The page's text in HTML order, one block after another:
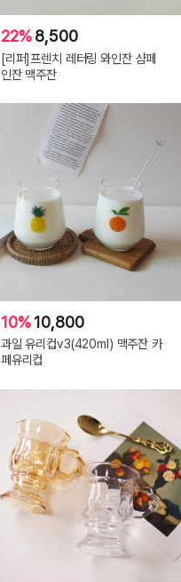
22%8,500
[리퍼]프렌치 레터링 와인잔 샴페
인잔 맥주잔
10%10,800
과일 유리컵v3(420ml) 맥주잔 카
페유리컵